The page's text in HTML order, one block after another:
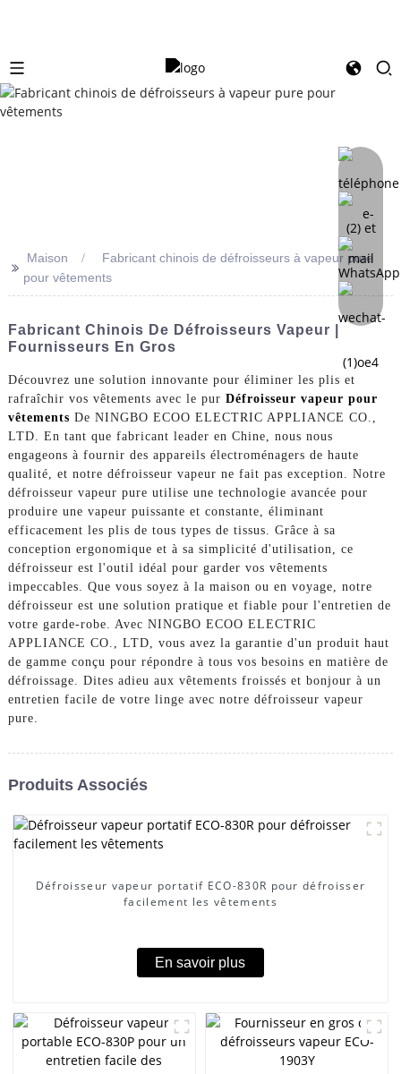
>> Maison
Fabricant chinois de défroisseurs à vapeur pure
pour vêtements
Fabricant Chinois De Défroisseurs Vapeur |
Fournisseurs En Gros
Découvrez une solution innovante pour éliminer les plis et
rafraîchir vos vêtements avec le pur Défroisseur vapeur pour
vêtements De NINGBO ECOO ELECTRIC APPLIANCE CO.,
LTD. En tant que fabricant leader en Chine, nous nous
engageons à fournir des appareils électroménagers de haute
qualité, et notre défroisseur vapeur ne fait pas exception. Notre
défroisseur vapeur pure utilise une technologie avancée pour
produire une vapeur puissante et constante, éliminant
efficacement les plis de tous types de tissus. Grâce à sa
conception ergonomique et à sa simplicité d'utilisation, ce
défroisseur est l'outil idéal pour garder vos vêtements
impeccables. Que vous soyez à la maison ou en voyage, notre
défroisseur est une solution pratique et fiable pour l'entretien de
votre garde-robe. Avec NINGBO ECOO ELECTRIC
APPLIANCE CO., LTD, vous avez la garantie d'un produit haut
de gamme conçu pour répondre à tous vos besoins en matière de
défroissage. Dites adieu aux vêtements froissés et bonjour à un
entretien facile de votre linge avec notre défroisseur vapeur
pure.
Produits Associés
Défroisseur vapeur portatif ECO-830R pour défroisser
facilement les vêtements
En savoir plus